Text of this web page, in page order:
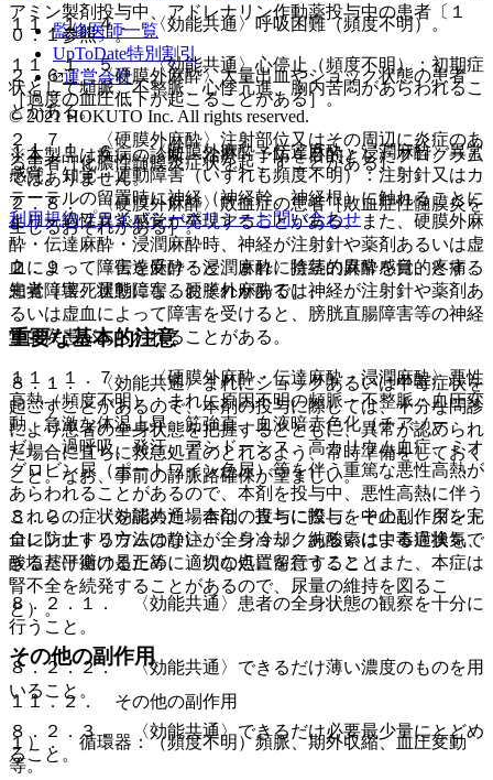
アミン製剤投与中、アドレナリン作動薬投与中の患者〔１
０．１参照〕。
２．６． 〈硬膜外麻酔〉大量出血やショック状態の患者
［過度の血圧低下が起こることがある］。
２．７． 〈硬膜外麻酔〉注射部位又はその周辺に炎症のあ
る患者［化膿性髄膜炎症状を起こすことがある］。
２．８． 〈硬膜外麻酔〉敗血症の患者［敗血症性髄膜炎を
生じるおそれがある］。
２．９． 〈伝達麻酔・浸潤麻酔〉陰茎の麻酔を目的とする
患者［壊死状態になるおそれがある］。
重要な基本的注意
８．１． 〈効能共通〉まれにショックあるいは中毒症状を
起こすことがあるので、本剤の投与に際しては、十分な問診
により患者の全身状態を把握するとともに、異常が認められ
た場合に直ちに救急処置のとれるよう、常時準備をしておく
こと。なお、事前の静脈路確保が望ましい。
８．２． 〈効能共通〉本剤の投与に際し、その副作用を完
全に防止する方法はないが、ショックあるいは中毒症状をで
きるだけ避けるために、次の点に留意すること。
８．２．１． 〈効能共通〉患者の全身状態の観察を十分に
行うこと。
８．２．２． 〈効能共通〉できるだけ薄い濃度のものを用
いること。
８．２．３． 〈効能共通〉できるだけ必要最少量にとどめ
ること。
１１．１．４． 〈効能共通〉呼吸困難（頻度不明）。
１１．１．５． 〈効能共通〉心停止（頻度不明）：初期症
状として頻脈、不整脈、心悸亢進、胸内苦悶があらわれるこ
とがある。
１１．１．６． 〈硬膜外麻酔・伝達麻酔・浸潤麻酔〉異常
感覚、知覚・運動障害（いずれも頻度不明）：注射針又はカ
テーテルの留置時に神経（神経幹、神経根）に触れることに
より一過性異常感覚が発現することがある。また、硬膜外麻
酔・伝達麻酔・浸潤麻酔時、神経が注射針や薬剤あるいは虚
血によって障害を受けると、まれに持続的異常感覚、疼痛、
知覚障害、運動障害、硬膜外麻酔では神経が注射針や薬剤あ
るいは虚血によって障害を受けると、膀胱直腸障害等の神経
学的疾患があらわれることがある。
１１．１．７． 〈硬膜外麻酔・伝達麻酔・浸潤麻酔〉悪性
高熱（頻度不明）：まれに原因不明の頻脈・不整脈・血圧変
動、急激な体温上昇、筋強直、血液暗赤色化（チアノー
ゼ）、過呼吸、発汗、アシドーシス、高カリウム血症、ミオ
グロビン尿（ポートワイン色尿）等を伴う重篤な悪性高熱が
あらわれることがあるので、本剤を投与中、悪性高熱に伴う
これらの症状を認めた場合は、直ちに投与を中止し、ダント
ロレンナトリウムの静注、全身冷却、純酸素による過換気、
酸塩基平衡の是正等、適切な処置を行うこと（また、本症は
腎不全を続発することがあるので、尿量の維持を図るこ
と）。
その他の副作用
１１．２． その他の副作用
１）． 循環器：（頻度不明）頻脈、期外収縮、血圧変動
等。
監修医師一覧
UpToDate特別割引
運営会社
© 2021 HOKUTO Inc. All rights reserved.
※本製品は疾病の診断・治療・予防を目的としたプログラム
ではありません。
利用規約プライバシーポリシーお問い合わせ